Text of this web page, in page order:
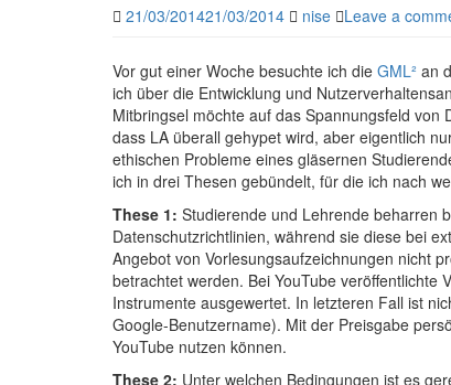
21/03/201421/03/2014 nise Leave a
Vor gut einer Woche besuchte ich die GML² an
ich über die Entwicklung und
Mitbringsel möchte auf das Spannungsfeld
dass LA überall gehypet wird, aber eigentlich
ethischen Probleme eines gläsernen
ich in drei Thesen gebündelt, für die ich nach
These 1: Studierende und Lehrende beharren
Datenschutzrichtlinien, während sie diese bei
Angebot von Vorlesungsaufzeichnungen nicht
betrachtet werden. Bei YouTube veröffentlichte
Instrumente ausgewertet. In letzteren Fall ist
Google-Benutzername). Mit der Preisgabe
YouTube nutzen können.
These 2: Unter welchen Bedingungen ist es